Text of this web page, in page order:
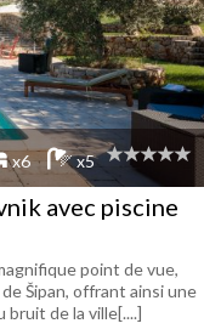
x6 x5
avec piscine
point de vue,
Šipan, offrant ainsi une
de la ville[....]